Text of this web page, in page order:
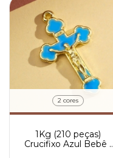
2 cores
1Kg (210 peças)
Crucifixo Azul Bebê -